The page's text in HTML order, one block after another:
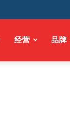
经营 品牌